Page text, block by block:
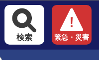
検索 緊急・災害